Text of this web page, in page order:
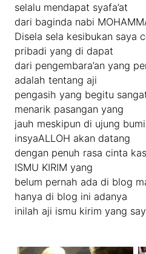
selalu mendapat syafa’at
dari baginda nabi
Disela sela kesibukan saya
pribadi yang di dapat
dari pengembara’an yang
adalah tentang aji
pengasih yang begitu
menarik pasangan yang
jauh meskipun di ujung
insyaALLOH akan datang
dengan penuh rasa cinta
ISMU KIRIM yang
belum pernah ada di blog
hanya di blog ini adanya
inilah aji ismu kirim yang